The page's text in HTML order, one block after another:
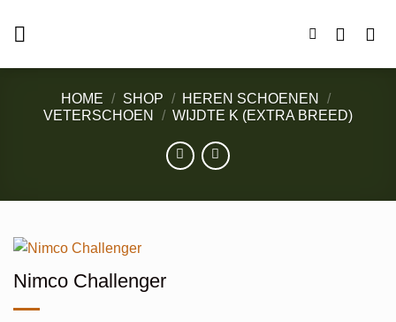
naar
HOME / SHOP / HEREN SCHOENEN
/
VETERSCHOEN
/ WIJDTE K (EXTRA BREED)
Nimco Challenger